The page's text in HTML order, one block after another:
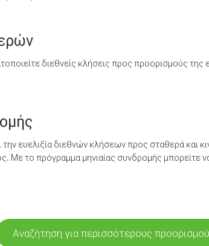
διεθνείς κλήσεις προς προορισμούς της
ευελιξία διεθνών κλήσεων προς σταθερά και
το πρόγραμμα μηνιαίας συνδρομής μπορείτε
Αναζήτηση για περισσότερους